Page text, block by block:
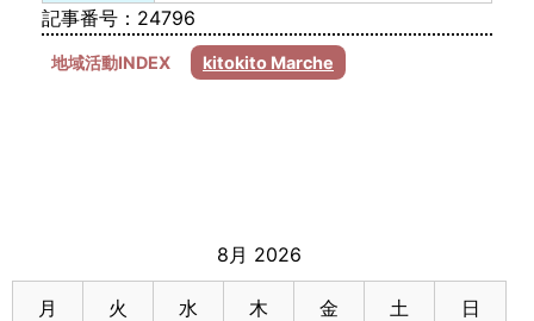
記事番号：24796
地域活動INDEX kitokito Marche
8月 2026
月 火 水 木 金 土 日